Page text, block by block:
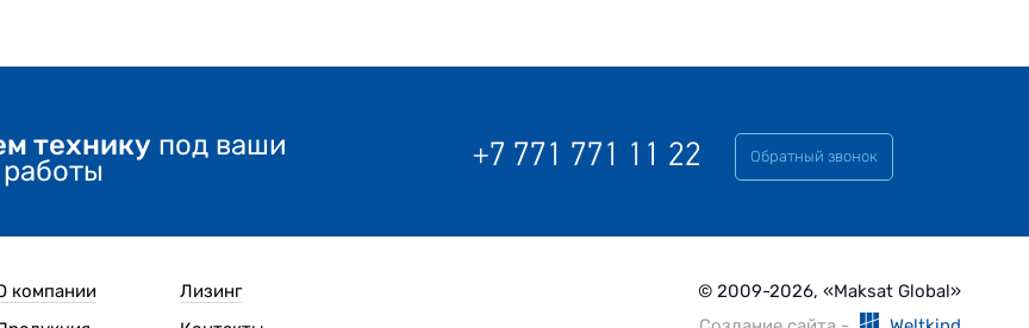
технику под ваши +7 771 771 11 22 Обратный звонок
компании
Лизинг
© 2009-2026, «Maksat Global»